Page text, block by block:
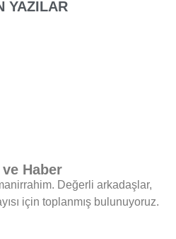
YAZILAR
Haber
Değerli arkadaşlar,
için toplanmış bulunuyoruz.